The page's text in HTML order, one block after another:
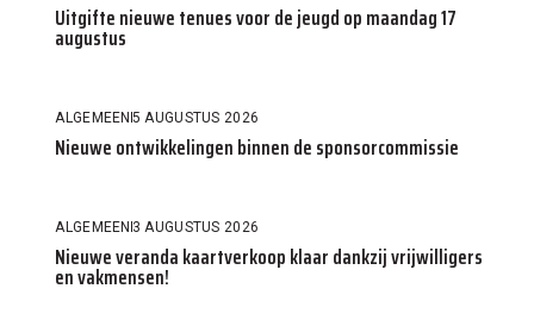
Uitgifte nieuwe tenues voor de jeugd op maandag 17
augustus
ALGEMEEN5 AUGUSTUS 2026
Nieuwe ontwikkelingen binnen de sponsorcommissie
ALGEMEEN3 AUGUSTUS 2026
Nieuwe veranda kaartverkoop klaar dankzij vrijwilligers
en vakmensen!